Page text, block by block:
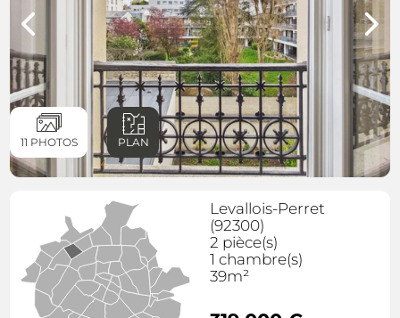
11 PHOTOS PLAN
Levallois-Perret
(92300)
2 pièce(s)
1 chambre(s)
39m²